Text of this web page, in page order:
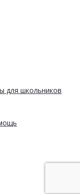
для школьников